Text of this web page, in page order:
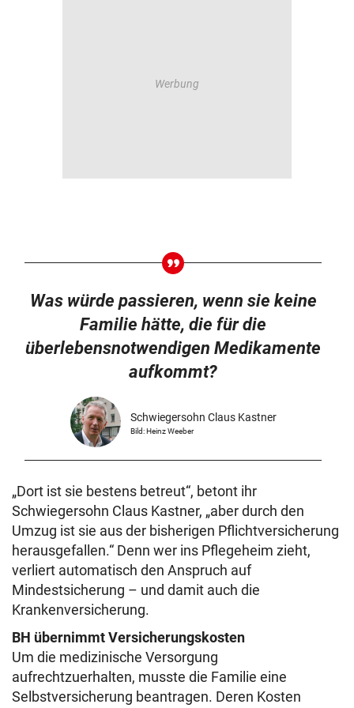
Was würde passieren, wenn sie keine
Familie hätte, die für die
überlebensnotwendigen Medikamente
aufkommt?
Schwiegersohn Claus Kastner
Bild: Heinz Weeber
„Dort ist sie bestens betreut“, betont ihr
Schwiegersohn Claus Kastner, „aber durch den
Umzug ist sie aus der bisherigen Pflichtversicherung
herausgefallen.“ Denn wer ins Pflegeheim zieht,
verliert automatisch den Anspruch auf
Mindestsicherung – und damit auch die
Krankenversicherung.
BH übernimmt Versicherungskosten
Um die medizinische Versorgung
aufrechtzuerhalten, musste die Familie eine
Selbstversicherung beantragen. Deren Kosten